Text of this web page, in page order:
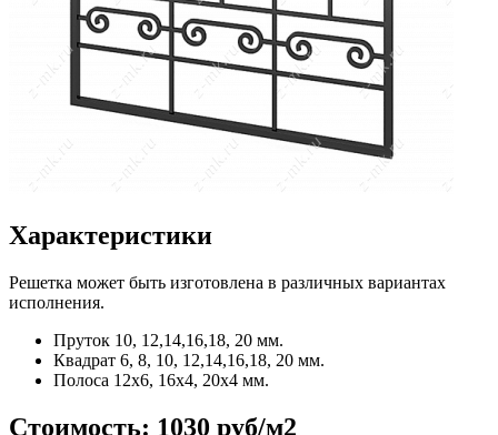
Характеристики
Решетка может быть изготовлена в различных вариантах
исполнения.
Пруток 10, 12,14,16,18, 20 мм.
Квадрат 6, 8, 10, 12,14,16,18, 20 мм.
Полоса 12x6, 16x4, 20x4 мм.
Стоимость: 1030 руб/м2